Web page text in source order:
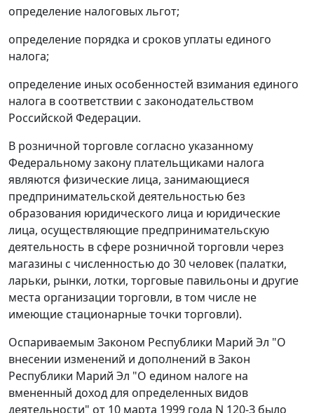
определение налоговых льгот;
определение порядка и сроков уплаты единого
налога;
определение иных особенностей взимания единого
налога в соответствии с законодательством
Российской Федерации.
В розничной торговле согласно указанному
Федеральному закону плательщиками налога
являются физические лица, занимающиеся
предпринимательской деятельностью без
образования юридического лица и юридические
лица, осуществляющие предпринимательскую
деятельность в сфере розничной торговли через
магазины с численностью до 30 человек (палатки,
ларьки, рынки, лотки, торговые павильоны и другие
места организации торговли, в том числе не
имеющие стационарные точки торговли).
Оспариваемым Законом Республики Марий Эл "О
внесении изменений и дополнений в Закон
Республики Марий Эл "О едином налоге на
вмененный доход для определенных видов
деятельности" от 10 марта 1999 года N 120-З было